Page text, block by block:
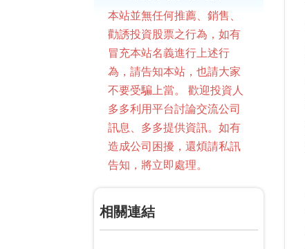
本站並無任何推薦、銷售、
勸誘投資股票之行為，如有
冒充本站名義進行上述行
為，請告知本站，也請大家
不要受騙上當。 歡迎投資人
多多利用平台討論交流公司
訊息、多多提供資訊。如有
造成公司困擾，還煩請私訊
告知，將立即處理。
相關連結